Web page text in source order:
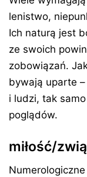
lenistwo,
Ich naturą jest
ze swoich
zobowiązań.
bywają uparte
i ludzi, tak
poglądów.
miłość/